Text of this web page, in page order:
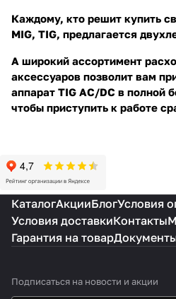
Каждому, кто решит купить
MIG, TIG, предлагается
А широкий ассортимент
аксессуаров позволит вам
аппарат TIG AC/DC в полной
чтобы приступить к работе
КаталогАкцииБлогУсловия
Условия доставкиКонтакты
Гарантия на товар
Подписаться на новости и акции